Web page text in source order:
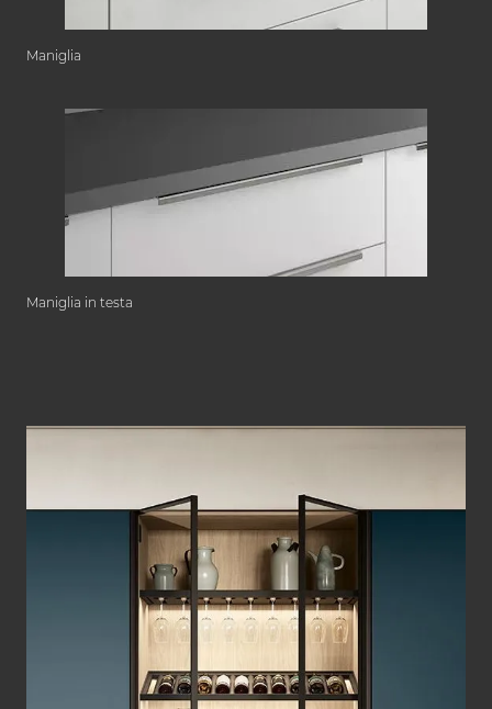
Maniglia
Maniglia in testa